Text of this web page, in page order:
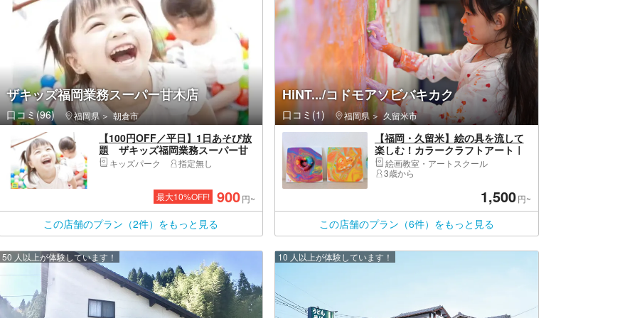
ザキッズ福岡業務スーパー甘木店
口コミ(96) 福岡県 朝倉市
【100円OFF／平日】1日あそび放
題 ザキッズ福岡業務スーパー甘
木店キッズパーク 指定無し
最大10%OFF! 900円~
この店舗のプラン（2件）をもっと見る
HiNT.../コドモアソビバキカク
口コミ(1) 福岡県 久留米市
【福岡・久留米】絵の具を流して
楽しむ！カラークラフトアート｜
親子・大人OK◎
絵画教室・アートスクール
3歳から
1,500円~
この店舗のプラン（6件）をもっと見る
50 人以上が体験しています！ 10 人以上が体験しています！